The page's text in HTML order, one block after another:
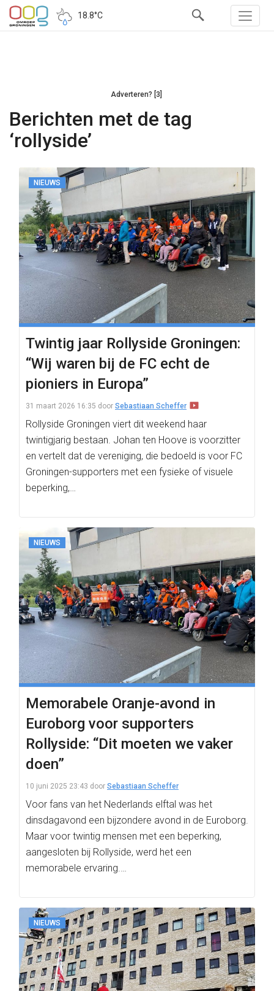
18.8°C
Adverteren? [3]
Berichten met de tag
‘rollyside’
NIEUWS
Twintig jaar Rollyside Groningen:
“Wij waren bij de FC echt de
pioniers in Europa”
31 maart 2026 16:35 door Sebastiaan Scheffer
Rollyside Groningen viert dit weekend haar
twintigjarig bestaan. Johan ten Hoove is voorzitter
en vertelt dat de vereniging, die bedoeld is voor FC
Groningen-supporters met een fysieke of visuele
beperking,…
NIEUWS
Memorabele Oranje-avond in
Euroborg voor supporters
Rollyside: “Dit moeten we vaker
doen”
10 juni 2025 23:43 door Sebastiaan Scheffer
Voor fans van het Nederlands elftal was het
dinsdagavond een bijzondere avond in de Euroborg.
Maar voor twintig mensen met een beperking,
aangesloten bij Rollyside, werd het een
memorabele ervaring.…
NIEUWS